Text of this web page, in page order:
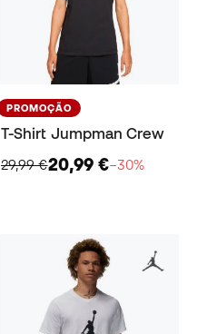
PROMOÇÃO
T-Shirt Jumpman Crew
29,99 €20,99 €−30%